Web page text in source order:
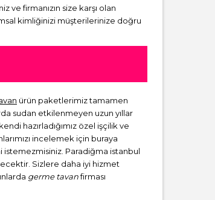
ve firmanızın size karşı olan
kimliğinizi müşterilerinize doğru
ürün paketlerimiz tamamen
sudan etkilenmeyen uzun yıllar
hazırladığımız özel işçilik ve
incelemek için buraya
istemezmisiniz. Paradiğma istanbul
Sizlere daha iyi hizmet
germe tavanfirması